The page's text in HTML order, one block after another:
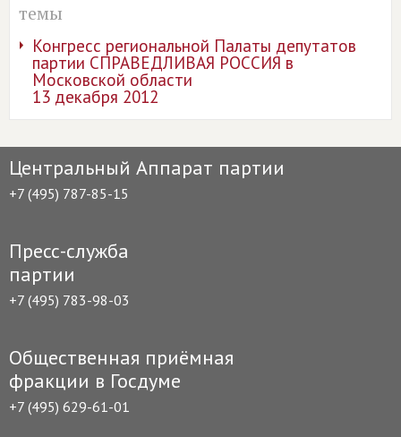
темы
Конгресс региональной Палаты депутатов
партии СПРАВЕДЛИВАЯ РОССИЯ в
Московской области
13 декабря 2012
Центральный Аппарат партии
+7 (495) 787-85-15
Пресс-служба
партии
+7 (495) 783-98-03
Общественная приёмная
фракции в Госдуме
+7 (495) 629-61-01